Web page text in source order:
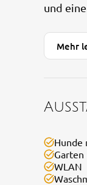
und
Mehr
Hunde
Garten
WLAN